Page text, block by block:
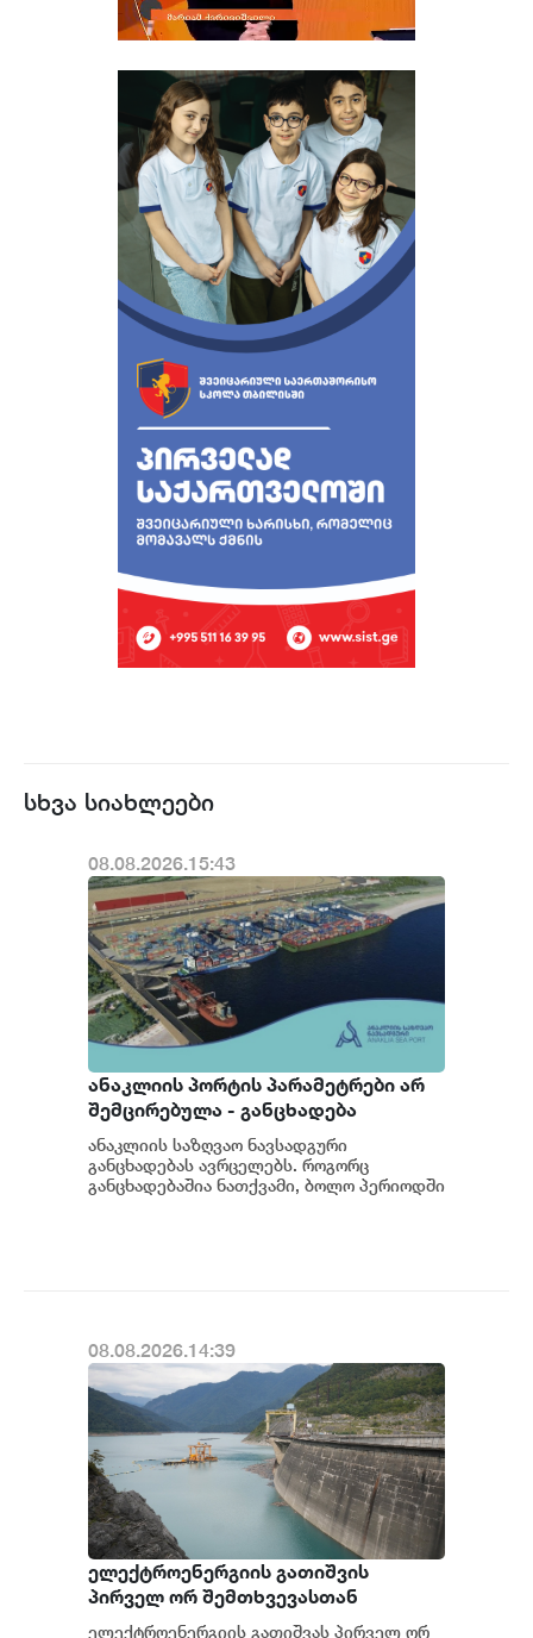
სხვა სიახლეები
08.08.2026.15:43
ანაკლიის პორტის პარამეტრები არ
შემცირებულა - განცხადება
ანაკლიის საზღვაო ნავსადგური
განცხადებას ავრცელებს. როგორც
განცხადებაშია ნათქვამი, ბოლო პერიოდში
08.08.2026.14:39
ელექტროენერგიის გათიშვის
პირველ ორ შემთხვევასთან
დაკავშირებით სუს-ში წარიმართება
ელექტროენერგიის გათიშვას პირველ ორ